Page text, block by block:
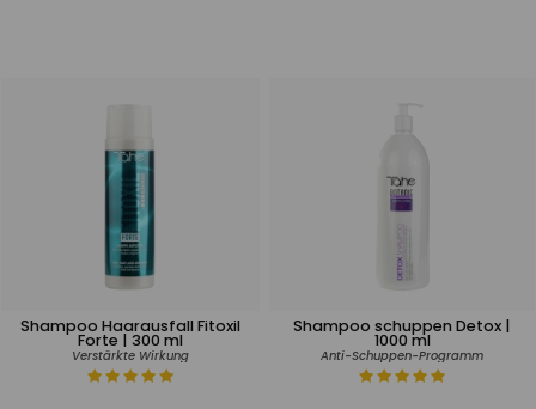
Shampoo Haarausfall Fitoxil
Forte | 300 ml
Verstärkte Wirkung
Shampoo schuppen Detox |
1000 ml
Anti-Schuppen-Programm